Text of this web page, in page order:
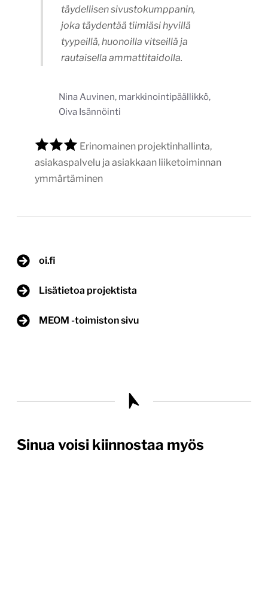
täydellisen sivustokumppanin,
joka täydentää tiimiäsi hyvillä
tyypeillä, huonoilla vitseillä ja
rautaisella ammattitaidolla.
Nina Auvinen, markkinointipäällikkö,
Oiva Isännöinti
Erinomainen projektinhallinta,
asiakaspalvelu ja asiakkaan liiketoiminnan
ymmärtäminen
oi.fi
Lisätietoa projektista
MEOM -toimiston sivu
Sinua voisi kiinnostaa myös